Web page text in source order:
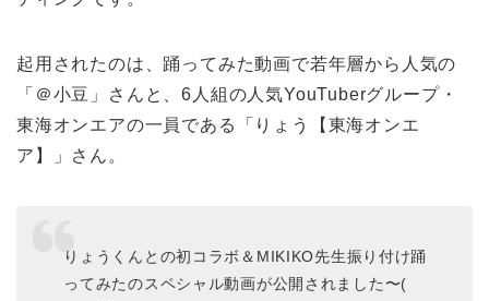
起用されたのは、踊ってみた動画で若年層から人気の
「＠小豆」さんと、6人組の人気YouTuberグループ・
東海オンエアの一員である「りょう【東海オンエ
ア】」さん。
りょうくんとの初コラボ＆MIKIKO先生振り付け踊
ってみたのスペシャル動画が公開されました〜(